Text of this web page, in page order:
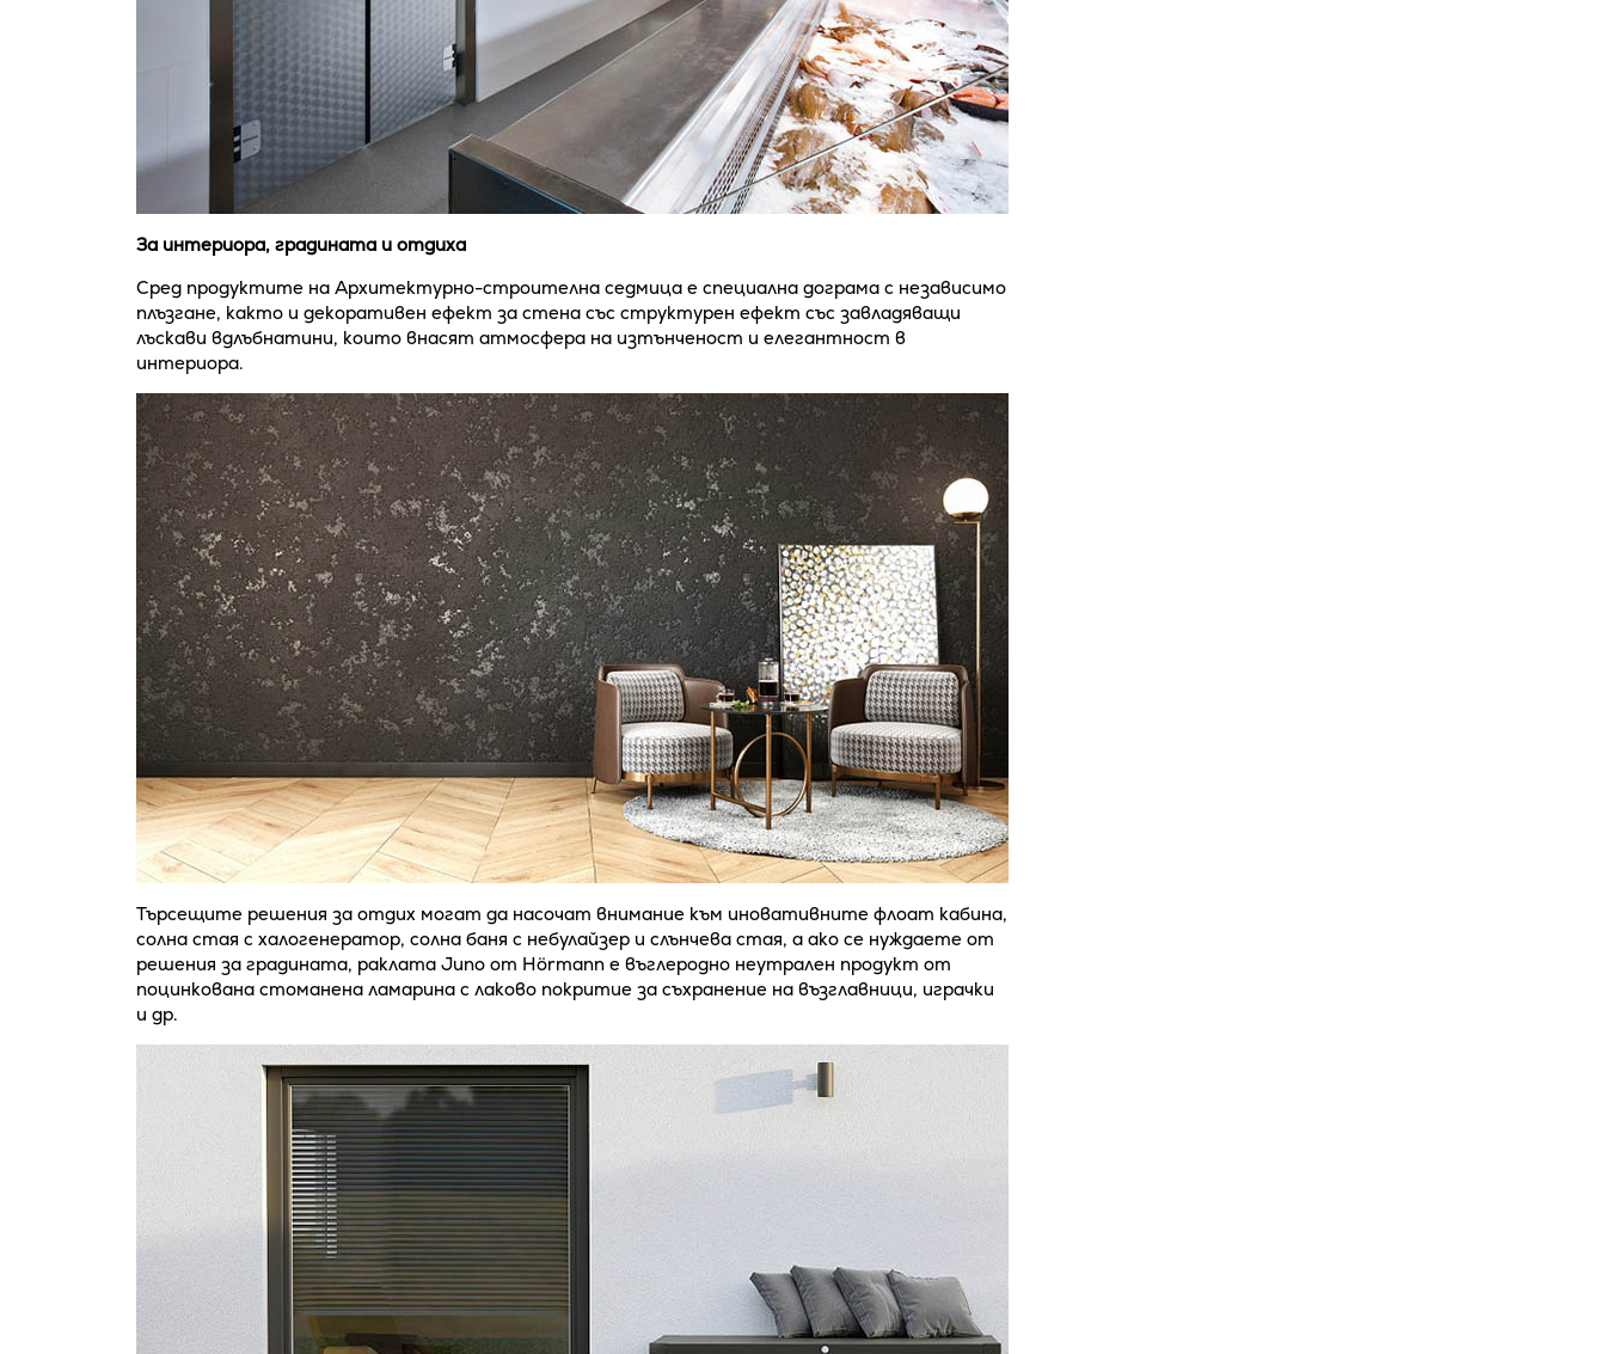
За интериора, градината и отдиха
Сред продуктите на Архитектурно-строителна седмица е специална дограма с независимо
плъзгане, както и декоративен ефект за стена със структурен ефект със завладяващи
лъскави вдлъбнатини, които внасят атмосфера на изтънченост и елегантност в
интериора.
Търсещите решения за отдих могат да насочат внимание към иновативните флоат кабина,
солна стая с халогенератор, солна баня с небулайзер и слънчева стая, а ако се нуждаете от
решения за градината, раклата Juno от Hörmann е въглеродно неутрален продукт от
поцинкована стоманена ламарина с лаково покритие за съхранение на възглавници, играчки
и др.